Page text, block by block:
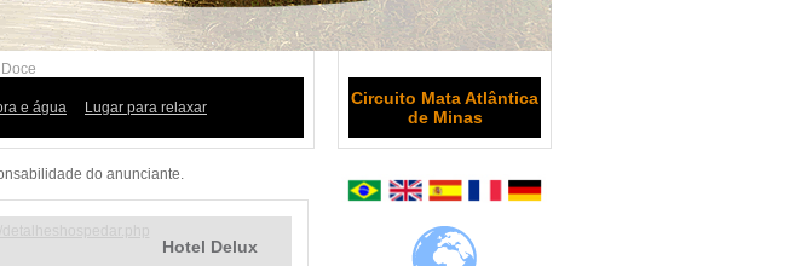
e água Lugar para relaxar
do anunciante.
Hotel Delux
Circuito Mata Atlântica
de Minas